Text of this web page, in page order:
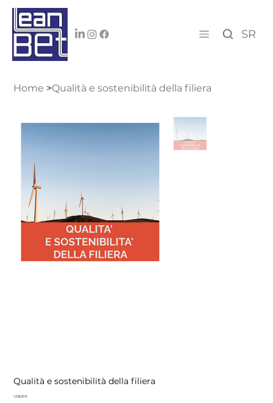
SR
Home >Qualità e sostenibilità della filiera
Qualità e sostenibilità della filiera
Price
1.218,00 €